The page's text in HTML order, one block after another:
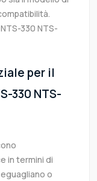
330 NTS-
per il
330 NTS-
in termini di
o